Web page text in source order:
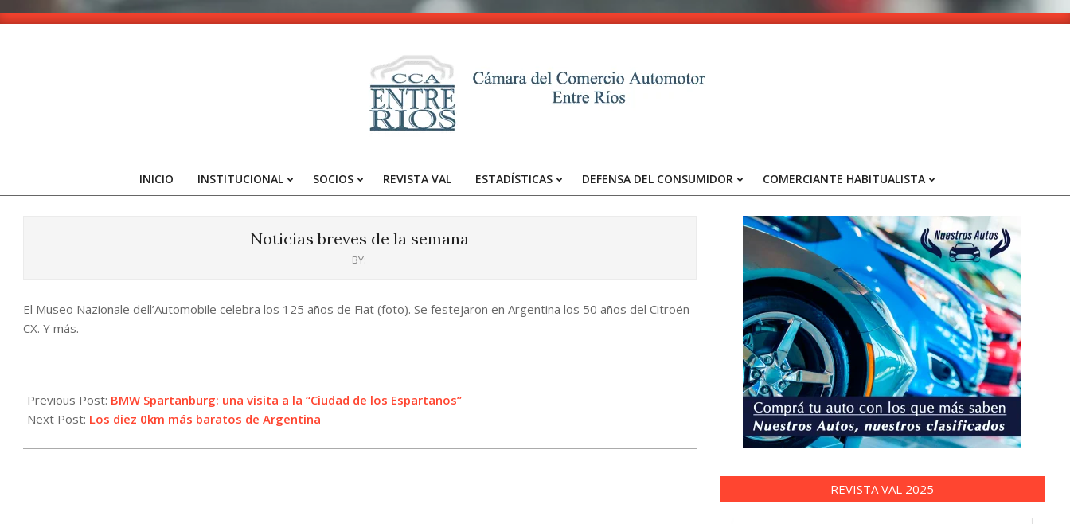
Skip
-
Entre
Primary
INICIO INSTITUCIONAL SOCIOS REVISTA VAL ESTADÍSTICAS DEFENSA DEL CONSUMIDOR COMERCIANTE HABITUALISTA
Noticias breves de la semana
BY:
El Museo Nazionale dell’Automobile celebra los 125 años de Fiat (foto). Se festejaron en Argentina los 50 años del Citroën
CX. Y más.
11-
22
Previous Post: BMW Spartanburg: una visita a la “Ciudad de los Espartanos”
Next Post: Los diez 0km más baratos de Argentina
REVISTA VAL 2025